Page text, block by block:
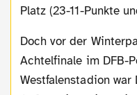
Platz (23-11-Punkte
Doch vor der Winterpause folgte noch das
Achtelfinale im DFB-
Westfalenstadion war